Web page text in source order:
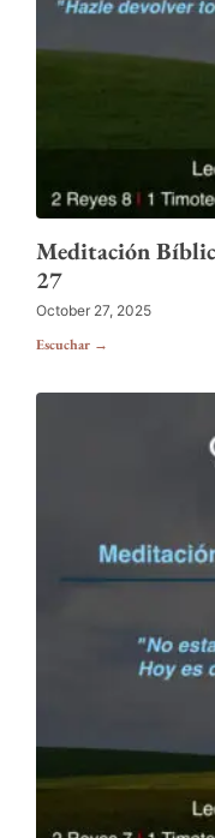
Meditación
27
October 27, 2025
Escuchar →